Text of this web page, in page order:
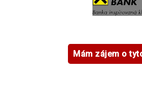
Mám zájem o